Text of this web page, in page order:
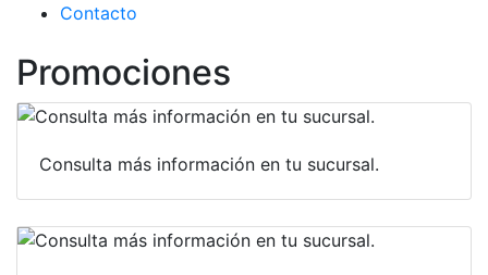
Contacto
Promociones
Consulta más información en tu sucursal.